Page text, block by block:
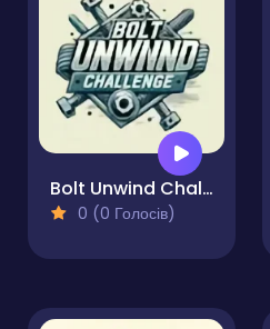
Bolt Unwind Challenge
0 (0 Голосів)